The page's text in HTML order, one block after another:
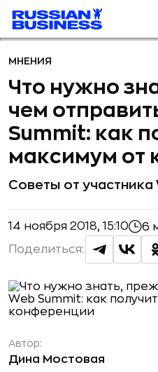
МНЕНИЯ
Что нужно
чем
Summit: как
максимум от
Советы от участника
14 ноября 2018, 15:10 6
Поделиться:
Автор:
Дина Мостовая